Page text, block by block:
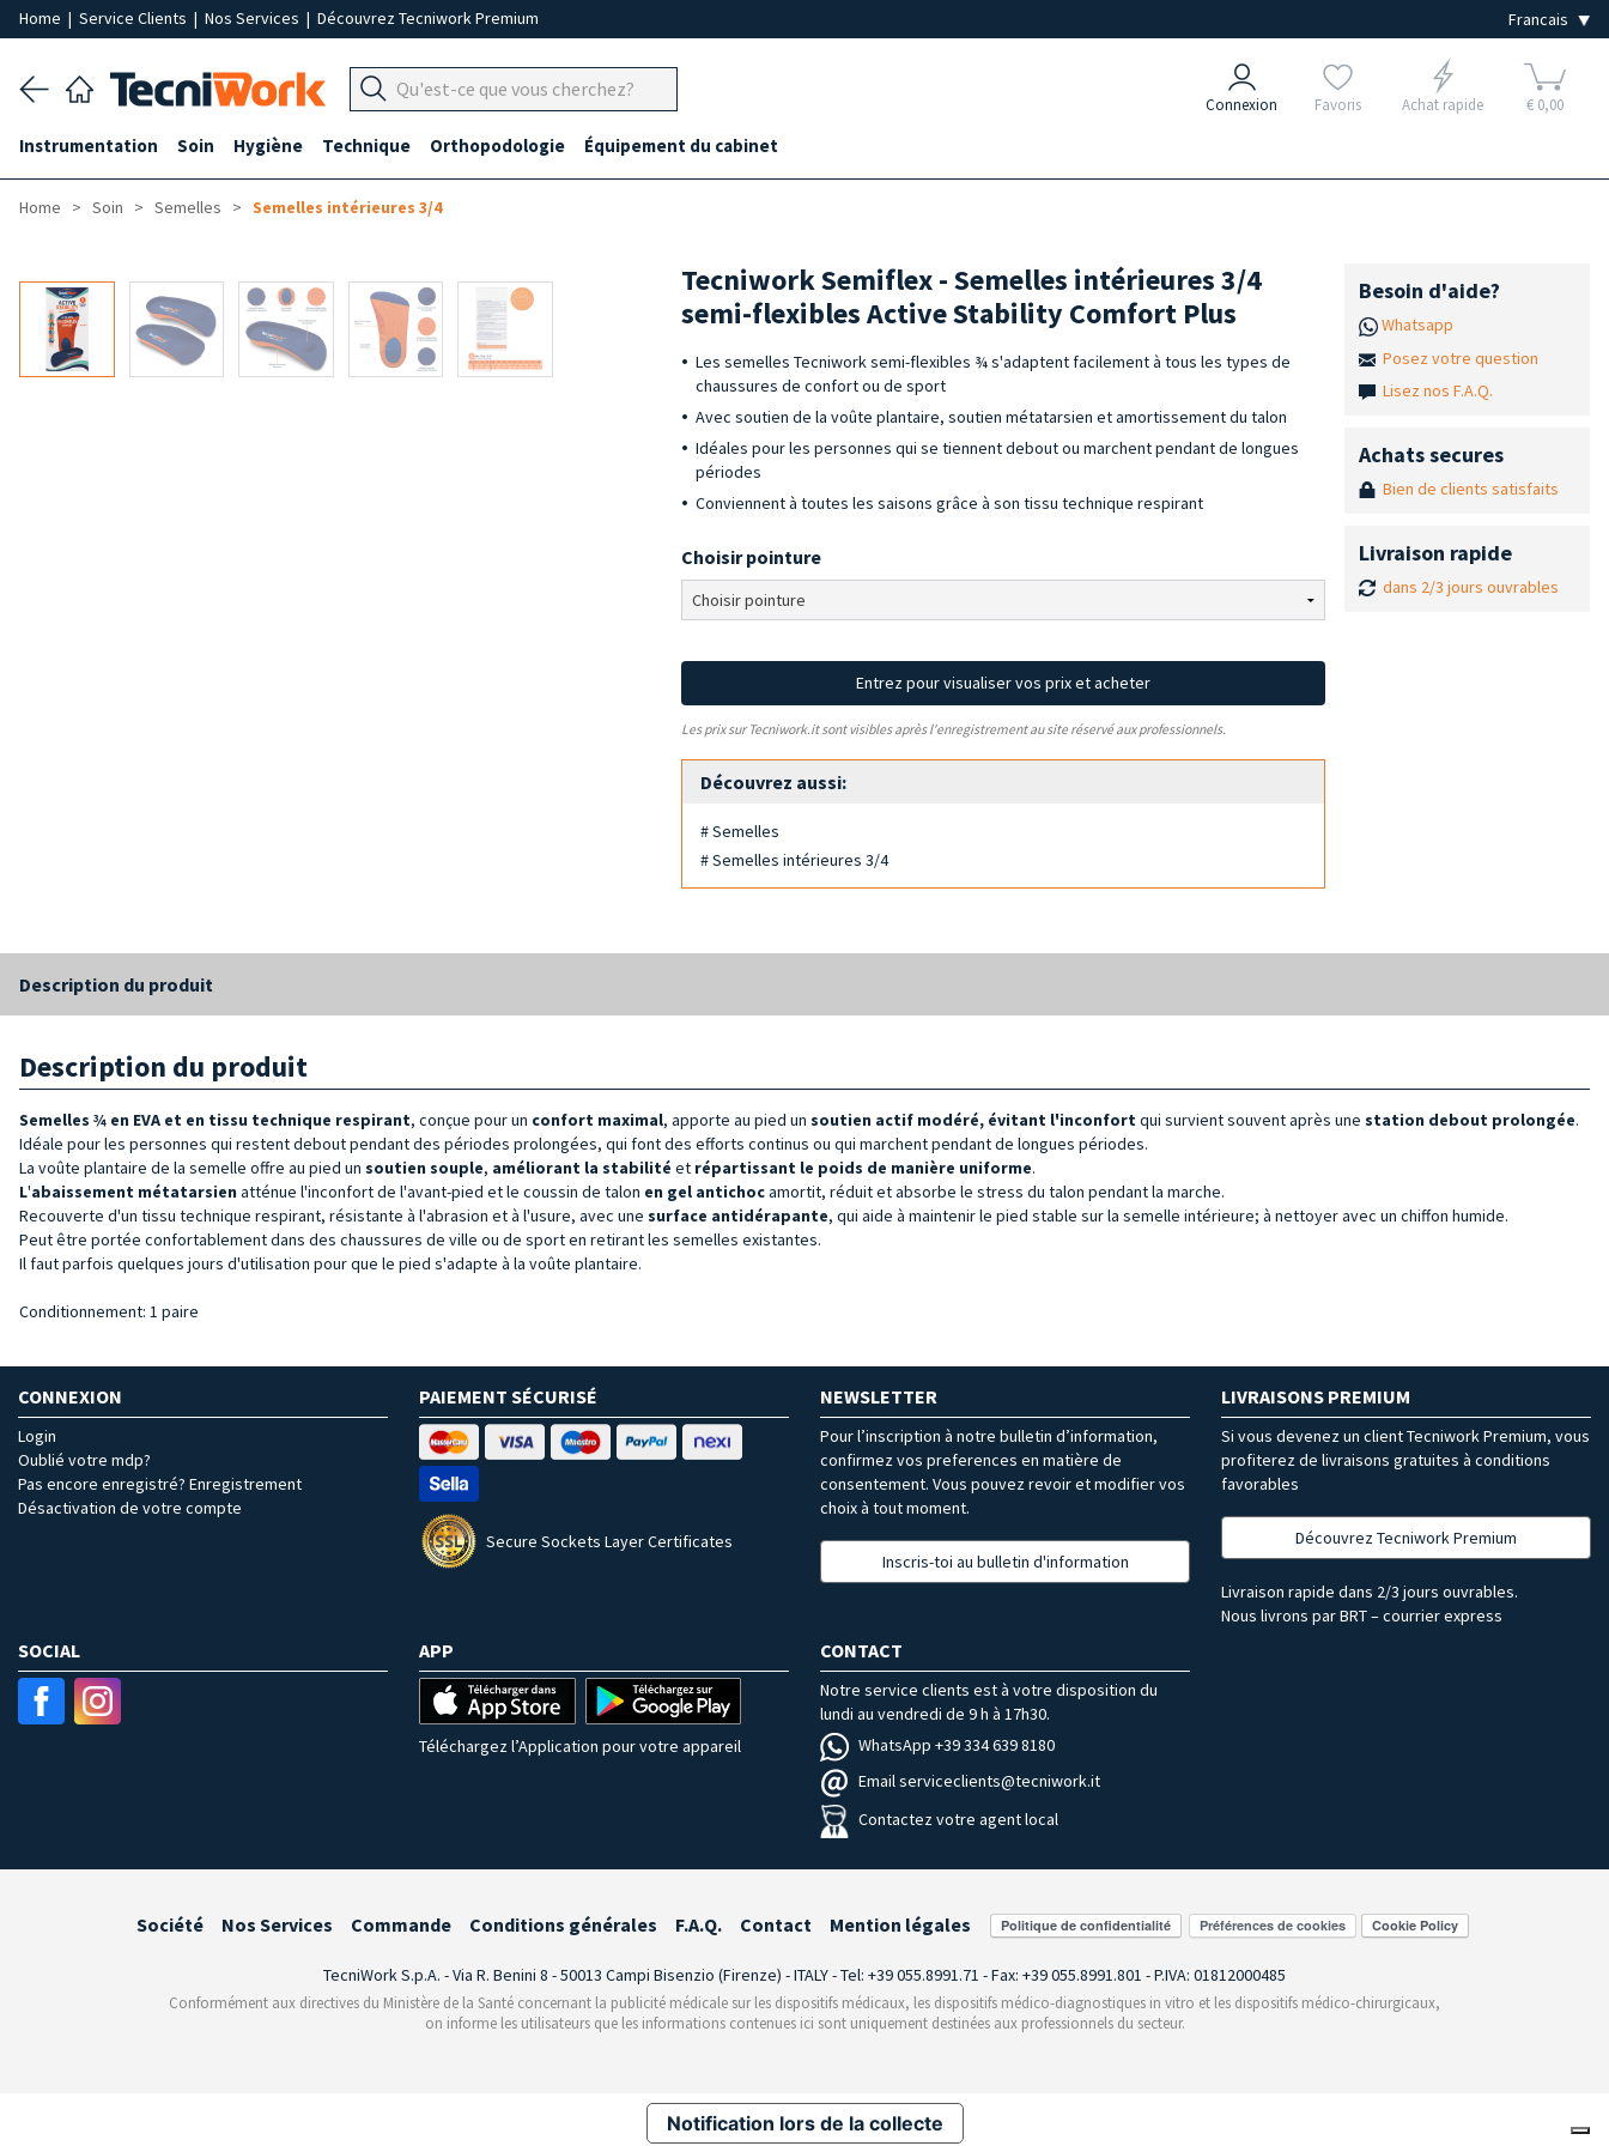
Home | Service Clients | Nos Services | Découvrez Tecniwork Premium
Connexion Favoris Achat rapide € 0,00
Instrumentation Soin Hygiène Technique Orthopodologie Équipement du cabinet
Home Soin Semelles Semelles intérieures 3/4
Tecniwork Semiflex - Semelles intérieures 3/4
semi-flexibles Active Stability Comfort Plus
Les semelles Tecniwork semi-flexibles ¾ s'adaptent facilement à tous les types de
chaussures de confort ou de sport
Avec soutien de la voûte plantaire, soutien métatarsien et amortissement du talon
Idéales pour les personnes qui se tiennent debout ou marchent pendant de longues
périodes
Conviennent à toutes les saisons grâce à son tissu technique respirant
Choisir pointure
Entrez pour visualiser vos prix et acheter
Les prix sur Tecniwork.it sont visibles après l'enregistrement au site réservé aux professionnels.
Découvrez aussi:
# Semelles
# Semelles intérieures 3/4
Besoin d'aide?
Whatsapp
Posez votre question
Lisez nos F.A.Q.
Achats secures
Bien de clients satisfaits
Livraison rapide
dans 2/3 jours ouvrables
Description du produit
Description du produit
Semelles ¾ en EVA et en tissu technique respirant, conçue pour un confort maximal, apporte au pied un soutien actif modéré, évitant l'inconfortqui survient souvent après une station debout prolongée.
Idéale pour les personnes qui restent debout pendant des périodes prolongées, qui font des efforts continus ou qui marchent pendant de longues périodes.
La voûte plantaire de la semelle offre au pied un soutien souple, améliorant la stabilité et répartissant le poids de manière uniforme.
L'abaissement métatarsien atténue l'inconfort de l'avant-pied et le coussin de talon en gel antichocamortit, réduit et absorbe le stress du talon pendant la marche.
Recouverte d'un tissu technique respirant, résistante à l'abrasion et à l'usure, avec une surface antidérapante, qui aide à maintenir le pied stable sur la semelle intérieure; à nettoyer avec un chiffon humide.
Peut être portée confortablement dans des chaussures de ville ou de sport en retirant les semelles existantes.
Il faut parfois quelques jours d'utilisation pour que le pied s'adapte à la voûte plantaire.
Conditionnement: 1 paire
CONNEXION
Login
Oublié votre mdp?
Pas encore enregistré? Enregistrement
Désactivation de votre compte
PAIEMENT SÉCURISÉ
Secure Sockets Layer Certificates
NEWSLETTER
Pour l’inscription à notre bulletin d’information,
confirmez vos preferences en matière de
consentement. Vous pouvez revoir et modifier vos
choix à tout moment.
Inscris-toi au bulletin d'information
LIVRAISONS PREMIUM
Si vous devenez un client Tecniwork Premium, vous
profiterez de livraisons gratuites à conditions
favorables
Découvrez Tecniwork Premium
Livraison rapide dans 2/3 jours ouvrables.
Nous livrons par BRT – courrier express
SOCIAL APP
Téléchargez l’Application pour votre appareil
CONTACT
Notre service clients est à votre disposition du
lundi au vendredi de 9 h à 17h30.
WhatsApp +39 334 639 8180
Email serviceclients@tecniwork.it
Contactez votre agent local
Société Nos Services Commande Conditions générales F.A.Q. Contact Mention légales Préférences de cookies
TecniWork S.p.A. - Via R. Benini 8 - 50013 Campi Bisenzio (Firenze) - ITALY - Tel: +39 055.8991.71 - Fax: +39 055.8991.801 - P.IVA: 01812000485
Conformément aux directives du Ministère de la Santé concernant la publicité médicale sur les dispositifs médicaux, les dispositifs médico-diagnostiques in vitro et les dispositifs médico-chirurgicaux,
on informe les utilisateurs que les informations contenues ici sont uniquement destinées aux professionnels du secteur.
Notification lors de la collecte